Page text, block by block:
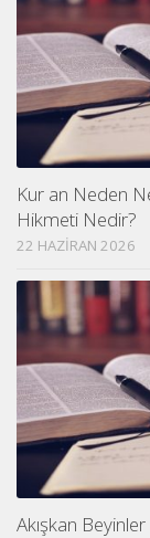
Kur an Neden
Hikmeti Nedir?
22 HAZIRAN 2026
Akışkan